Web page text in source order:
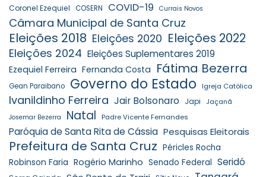
Coronel Ezequiel COSERN COVID-19 Currais Novos
Câmara Municipal de Santa Cruz
Eleições 2018 Eleições 2020 Eleições 2022
Eleições 2024 Eleições Suplementares 2019
Ezequiel Ferreira Fernanda Costa Fátima Bezerra
Gean Paraibano Governo do Estado Igreja Católica
Ivanildinho Ferreira Jair Bolsonaro Japi Jaçanã
Josemar Bezerra Natal Padre Vicente Fernandes
Paróquia de Santa Rita de Cássia Pesquisas Eleitorais
Prefeitura de Santa Cruz Péricles Rocha
Robinson Faria Rogério Marinho Senado Federal Seridó